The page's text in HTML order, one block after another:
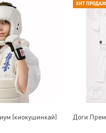
(киокушинкай)
ХИТ ПРОДАЖ
Доги